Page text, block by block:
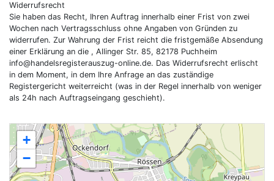
+
−
Widerrufsrecht
Sie haben das Recht, Ihren Auftrag innerhalb einer Frist von zwei
Wochen nach Vertragsschluss ohne Angaben von Gründen zu
widerrufen. Zur Wahrung der Frist reicht die fristgemäße Absendung
einer Erklärung an die , Allinger Str. 85, 82178 Puchheim
info@handelsregisterauszug-online.de. Das Widerrufsrecht erlischt
in dem Moment, in dem Ihre Anfrage an das zuständige
Registergericht weiterreicht (was in der Regel innerhalb von weniger
als 24h nach Auftragseingang geschieht).